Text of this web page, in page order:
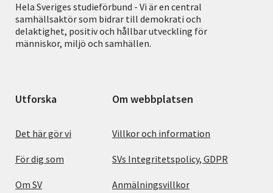
Hela Sveriges studieförbund - Vi är en central
samhällsaktör som bidrar till demokrati och
delaktighet, positiv och hållbar utveckling för
människor, miljö och samhällen.
Utforska
Det här gör vi
För dig som
Om SV
Om webbplatsen
Villkor och information
SVs Integritetspolicy, GDPR
Anmälningsvillkor